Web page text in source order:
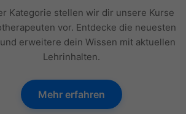
Kategorie stellen wir dir unsere Kurse
vor. Entdecke die neuesten
erweitere dein Wissen mit aktuellen
Lehrinhalten.
Mehr erfahren